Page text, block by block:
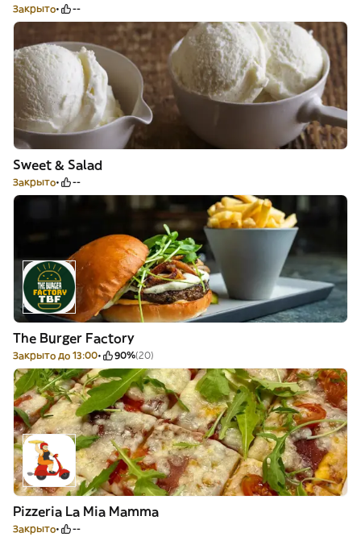
Закрыто --
Sweet & Salad
Закрыто --
The Burger Factory
Закрыто до 13:00 90%(20)
Pizzeria La Mia Mamma
Закрыто --